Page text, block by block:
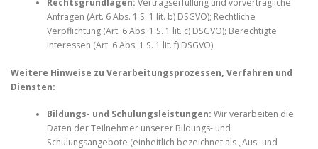
Rechtsgrundlagen: Vertragserfüllung und vorvertragliche
Anfragen (Art. 6 Abs. 1 S. 1 lit. b) DSGVO); Rechtliche
Verpflichtung (Art. 6 Abs. 1 S. 1 lit. c) DSGVO); Berechtigte
Interessen (Art. 6 Abs. 1 S. 1 lit. f) DSGVO).
Weitere Hinweise zu Verarbeitungsprozessen, Verfahren und
Diensten:
Bildungs- und Schulungsleistungen: Wir verarbeiten die
Daten der Teilnehmer unserer Bildungs- und
Schulungsangebote (einheitlich bezeichnet als „Aus- und